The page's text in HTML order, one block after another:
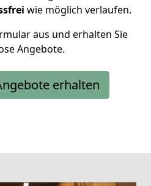
wie möglich verlaufen.
aus und erhalten Sie
Angebote.
erhalten